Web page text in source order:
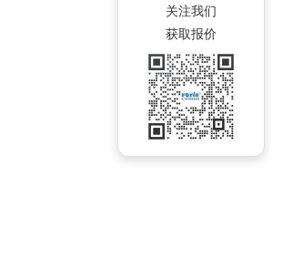
关注我们
获取报价